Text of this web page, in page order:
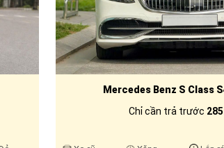
Mercedes Benz S Class
Chỉ cần trả trước